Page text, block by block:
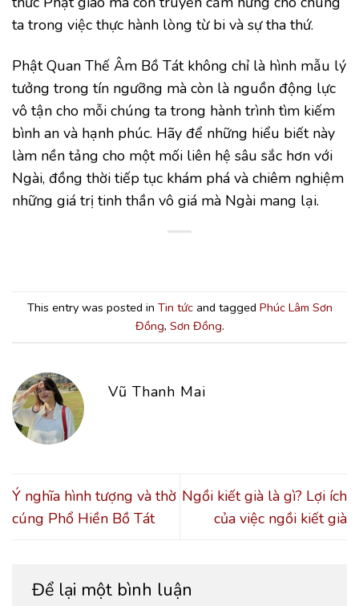
ta trong việc thực hành lòng từ bi và sự tha thứ.
Phật Quan Thế Âm Bồ Tát không chỉ là hình mẫu lý
tưởng trong tín ngưỡng mà còn là nguồn động lực
vô tận cho mỗi chúng ta trong hành trình tìm kiếm
bình an và hạnh phúc. Hãy để những hiểu biết này
làm nền tảng cho một mối liên hệ sâu sắc hơn với
Ngài, đồng thời tiếp tục khám phá và chiêm nghiệm
những giá trị tinh thần vô giá mà Ngài mang lại.
This entry was posted in Tin tứcand tagged Phúc Lâm Sơn
Đồng, Sơn Đồng.
Vũ Thanh Mai
Ý nghĩa hình tượng và thờ
cúng Phổ Hiền Bồ Tát
Ngồi kiết già là gì? Lợi ích
của việc ngồi kiết già
Để lại một bình luận